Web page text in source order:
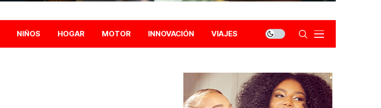
NIÑOS HOGAR MOTOR INNOVACIÓN VIAJES